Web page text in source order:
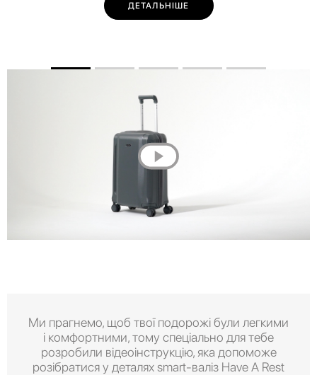
ДЕТАЛЬНІШЕ
Ми прагнемо, щоб твої подорожі були легкими
і комфортними, тому спеціально для тебе
розробили відеоінструкцію, яка допоможе
розібратися у деталях smart-валіз Have A Rest